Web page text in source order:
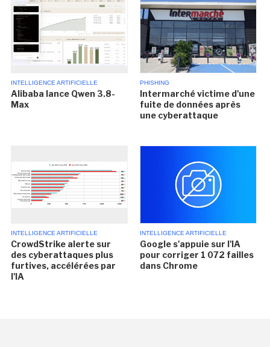
INTELLIGENCE ARTIFICIELLE
Alibaba lance Qwen 3.8-
Max
PHISHING
Intermarché victime d'une
fuite de données après
une cyberattaque
INTELLIGENCE ARTIFICIELLE
CrowdStrike alerte sur
des cyberattaques plus
furtives, accélérées par
l'IA
INTELLIGENCE ARTIFICIELLE
Google s'appuie sur l'IA
pour corriger 1 072 failles
dans Chrome